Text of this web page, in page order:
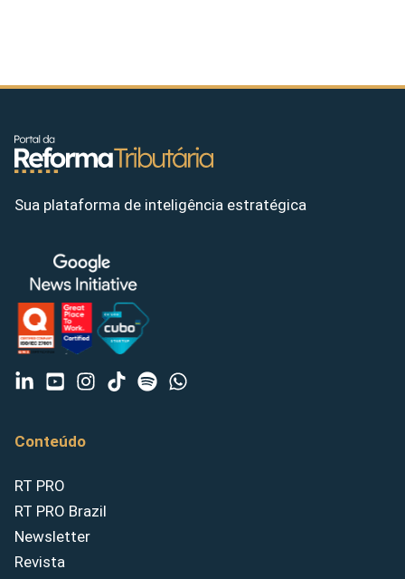
Sua plataforma de inteligência estratégica
Conteúdo
RT PRO
RT PRO Brazil
Newsletter
Revista